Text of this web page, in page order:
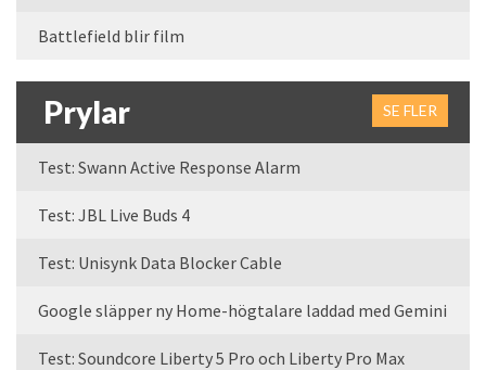
Battlefield blir film
Prylar SE FLER
Test: Swann Active Response Alarm
Test: JBL Live Buds 4
Test: Unisynk Data Blocker Cable
Google släpper ny Home-högtalare laddad med Gemini
Test: Soundcore Liberty 5 Pro och Liberty Pro Max